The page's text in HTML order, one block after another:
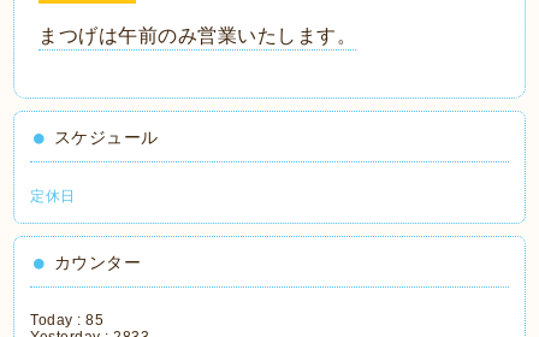
まつげは午前のみ営業いたします。
スケジュール
定休日
カウンター
Today :85